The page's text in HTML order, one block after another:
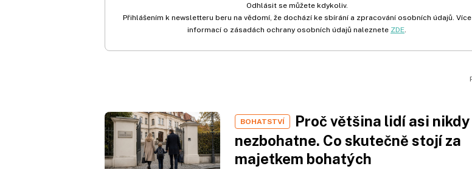
Odhlásit se můžete kdykoliv.
Přihlášením k newsletteru beru na vědomí, že dochází ke sbírání a zpracování osobních údajů. Více
informací o zásadách ochrany osobních údajů naleznete ZDE
BOHATSTVÍ
Proč většina lidí asi nikdy
nezbohatne. Co skutečně stojí za
majetkem bohatých